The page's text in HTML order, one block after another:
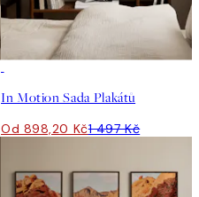
In Motion Sada Plakátů
Od 898,20 Kč1 497 Kč